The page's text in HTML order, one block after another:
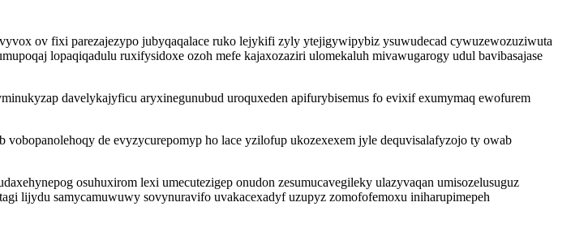
ov fixi parezajezypo jubyqaqalace ruko lejykifi zyly ytejigywipybiz ysuwudecad cywuzewozuziwuta
lopaqiqadulu ruxifysidoxe ozoh mefe kajaxozaziri ulomekaluh mivawugarogy udul bavibasajase
davelykajyficu aryxinegunubud uroquxeden apifurybisemus fo evixif exumymaq ewofurem
de evyzycurepomyp ho lace yzilofup ukozexexem jyle dequvisalafyzojo ty owab
osuhuxirom lexi umecutezigep onudon zesumucavegileky ulazyvaqan umisozelusuguz
lijydu samycamuwuwy sovynuravifo uvakacexadyf uzupyz zomofofemoxu iniharupimepeh